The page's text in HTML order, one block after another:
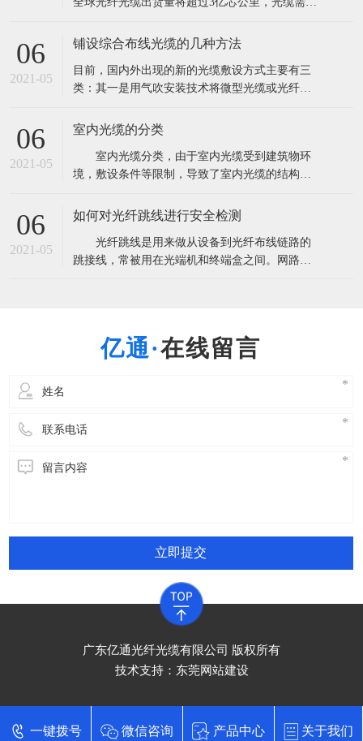
我国的光纤光缆产业发展历史也已经有三十多年
由此也带来了低价竞争以次充好的非理性市场现
球光纤光缆出货量将超过3亿芯公里，光缆需求量
超过2．85亿芯公里。这将导致
06
2021-05
铺设综合布线光缆的几种方法
目前，国内外出现的新的光缆敷设方式主要有三
类：其一是用气吹安装技术将微型光缆或光纤
在水泥路面上开槽，将微型光缆布放在路槽内；
装用光缆 气吹敷设方式即是利用压缩空气的高速
气流将微缆吹入指定的管道中。气吹敷设方式
06
2021-05
室内光缆的分类
室内光缆分类，由于室内光缆受到建筑物环
境，敷设条件等限制，导致了室内光缆的结构设
缆的机械性能与光学性能各有侧重等。 1.按
缆，室内配线光缆和室内中继光缆三种。 室
内主干光缆主要是提供建筑物内、外之间
06
2021-05
如何对光纤跳线进行安全检测
光纤跳线是用来做从设备到光纤布线链路的
跳接线，常被用在光端机和终端盒之间。网路的
指标：插入损耗小于0.3dB回波损耗大于45
在线留言
立即提交
广东亿通光纤光缆有限公司 版权所有
技术支持： 东莞网站建设
一键拨号 微信咨询 产品中心 关于我们